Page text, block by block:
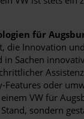
für
die Innovation
in Sachen
Features oder
VW für
sondern